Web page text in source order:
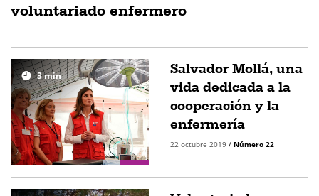
voluntariado enfermero
3min
Salvador Mollá, una
vida dedicada a la
cooperación y la
enfermería
22 octubre 2019 / Número 22